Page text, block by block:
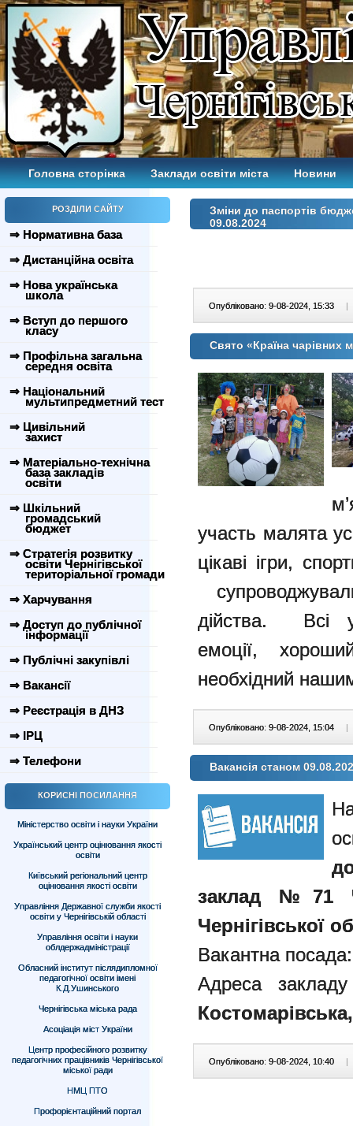
Головна сторінка Заклади освіти міста Новини
РОЗДІЛИ САЙТУ
⇒ Нормативна база
⇒ Дистанційна освіта
⇒ Нова українська
школа
⇒ Вступ до першого
класу
⇒ Профільна загальна
середня освіта
⇒ Національний
мультипредметний тест
⇒ Цивільний
захист
⇒ Матеріально-технічна
база закладів
освіти
⇒ Шкільний
громадський
бюджет
⇒ Стратегія розвитку
освіти Чернігівської
територіальної громади
⇒ Харчування
⇒ Доступ до публічної
інформації
⇒ Публічні закупівлі
⇒ Вакансії
⇒ Реєстрація в ДНЗ
⇒ ІРЦ
⇒ Телефони
КОРИСНІ ПОСИЛАННЯ
Міністерство освіти і науки України
Український центр оцінювання якості
освіти
Київський регіональний центр
оцінювання якості освіти
Управління Державної служби якості
освіти у Чернігівській області
Управління освіти і науки
облдержадміністрації
Обласний інститут післядипломної
педагогічної освіти імені
К.Д.Ушинського
Чернігівська міська рада
Асоціація міст України
Центр професійного розвитку
педагогічних працівників Чернігівської
міської ради
НМЦ ПТО
Профорієнтаційний портал
Зміни до паспортів
09.08.2024
Опубліковано: 9-08-2024, 15:33 |
Свято «Країна чарівних
участь малята
цікаві ігри,
дійства. Всі
емоції,
необхідний
Опубліковано: 9-08-2024, 15:04 |
Вакансія станом
заклад №71
Чернігівської
Вакантна
Адреса
Опубліковано: 9-08-2024, 10:40 |